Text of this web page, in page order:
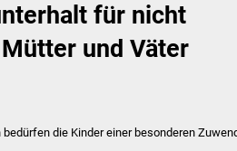
für nicht
und Väter
die Kinder einer besonderen